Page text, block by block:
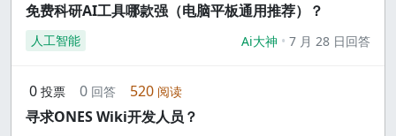
免费科研AI工具哪款强（电脑平板通用推荐）？
人工智能 Ai大神 7 月 28 日回答
0 投票 0 回答 520 阅读
寻求ONES Wiki开发人员？